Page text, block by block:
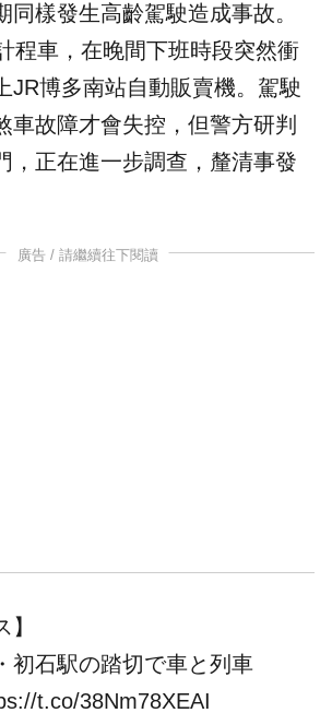
同樣發生高齡駕駛造成事故。
程車，在晚間下班時段突然衝
JR博多南站自動販賣機。駕駛
車故障才會失控，但警方研判
，正在進一步調查，釐清事發
廣告 / 請繼續往下閱讀
】
初石駅の踏切で車と列車
t.co/38Nm78XEAI